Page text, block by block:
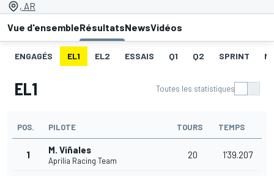
, AR
Vue d'ensembleRésultatsNewsVidéos
ENGAGÉS EL1 EL2 ESSAIS Q1 Q2 SPRINT
EL1 Toutes les statistiques
POS. PILOTE TOURS TEMPS
1 M. Viñales
Aprilia Racing Team
20 1'39.207